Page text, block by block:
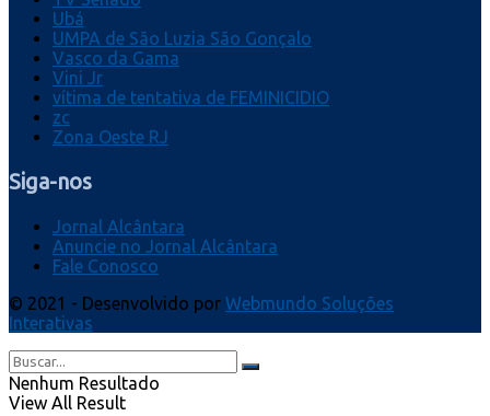
Ubá
UMPA de São Luzia São Gonçalo
Vasco da Gama
Vini Jr
vítima de tentativa de FEMINICIDIO
zc
Zona Oeste RJ
Siga-nos
Jornal Alcântara
Anuncie no Jornal Alcântara
Fale Conosco
© 2021 - Desenvolvido por Webmundo Soluções
Interativas
Nenhum Resultado
View All Result